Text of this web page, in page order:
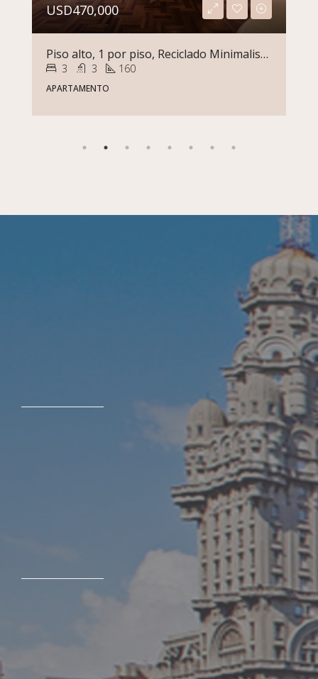
$35,000
Parque Batlle | A Estrenar | Edificio Calyptus | Terraza Con Gran Vista Piso Alto
1 1 45
APARTAMENTO